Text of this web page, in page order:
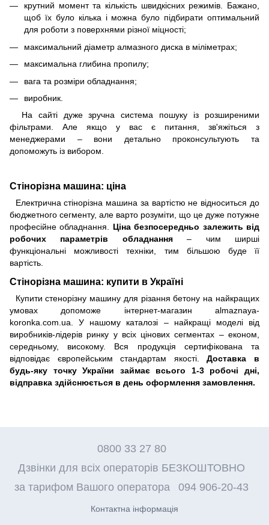
крутний момент та кількість швидкісних режимів. Бажано,
щоб їх було кілька і можна було підбирати оптимальний
для роботи з поверхнями різної міцності;
максимальний діаметр алмазного диска в міліметрах;
максимальна глибина пропилу;
вага та розміри обладнання;
виробник.
На сайті дуже зручна система пошуку із розширеними
фільтрами. Але якщо у вас є питання, зв'яжіться з
менеджерами – вони детально проконсультують та
допоможуть із вибором.
Стінорізна машина: ціна
Електрична стінорізна машина за вартістю не відноситься до
бюджетного сегменту, але варто розуміти, що це дуже потужне
професійне обладнання. Ціна безпосередньо залежить від
робочих параметрів обладнання– чим ширші
функціональні можливості техніки, тим більшою буде її
вартість.
Стінорізна машина: купити в Україні
Купити стенорізну машину для різання бетону на найкращих
умовах допоможе інтернет-магазин almaznaya-
koronka.com.ua. У нашому каталозі – найкращі моделі від
виробників-лідерів ринку у всіх цінових сегментах – економ,
середньому, високому. Вся продукція сертифікована та
відповідає європейським стандартам якості.Доставка в
будь-яку точку України займає всього 1-3 робочі дні,
відправка здійснюється в день оформлення замовлення.
0800 33 27 80
Дзвінки для всіх операторів БЕЗКОШТОВНО
за тарифом Вашого оператора
094 906-20-43
Контактна інформація